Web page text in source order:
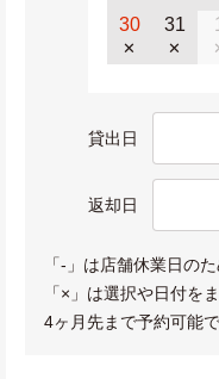
30
✕
31
✕
1
貸出日
返却日
「-」は店舗休業日の
「×」は選択や日付を
4ヶ月先まで予約可能